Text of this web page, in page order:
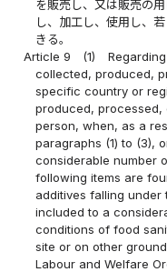
を販売し、又は販売の
し、加工し、使用し、
きる。
Article 9
(1)
collected, produced,
specific country or
produced,
person, when, as a
paragraphs (1) to (3),
considerable number
following items are
additives falling under
included to a
conditions of food
site or on other
Labour and Welfare